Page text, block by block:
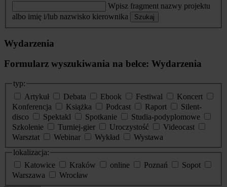
Wpisz fragment nazwy projektu
albo imię i/lub nazwisko kierownika
Szukaj
Wydarzenia
Formularz wyszukiwania na belce: Wydarzenia
typ:
Artykuł
Debata Ebook Festiwal
Koncert
Konferencja
Książka Podcast Raport
Silent-
disco
Spektakl Spotkanie
Studia-podyplomowe
Szkolenie
Turniej-gier Uroczystość
Videocast
Warsztat
Webinar Wykład
Wystawa
lokalizacja:
Katowice
Kraków online Poznań
Sopot
Warszawa
Wrocław